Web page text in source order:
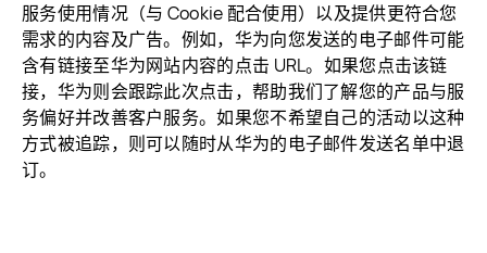
服务使用情况（与 Cookie 配合使用）以及提供更符合您
需求的内容及广告。例如，华为向您发送的电子邮件可能
含有链接至华为网站内容的点击 URL。如果您点击该链
接，华为则会跟踪此次点击，帮助我们了解您的产品与服
务偏好并改善客户服务。如果您不希望自己的活动以这种
方式被追踪，则可以随时从华为的电子邮件发送名单中退
订。